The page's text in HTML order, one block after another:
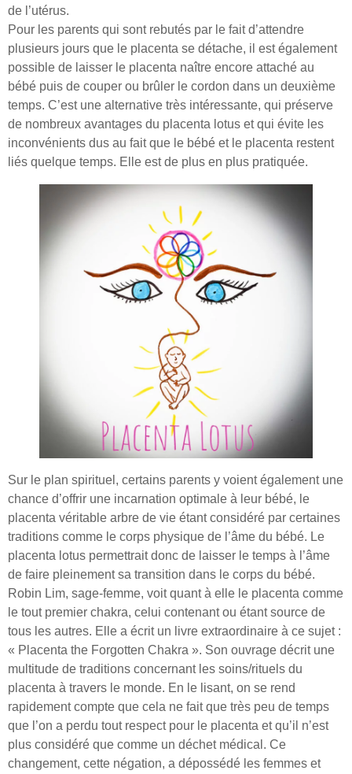
de l’utérus.
Pour les parents qui sont rebutés par le fait d’attendre
plusieurs jours que le placenta se détache, il est également
possible de laisser le placenta naître encore attaché au
bébé puis de couper ou brûler le cordon dans un deuxième
temps. C’est une alternative très intéressante, qui préserve
de nombreux avantages du placenta lotus et qui évite les
inconvénients dus au fait que le bébé et le placenta restent
liés quelque temps. Elle est de plus en plus pratiquée.
Sur le plan spirituel, certains parents y voient également une
chance d’offrir une incarnation optimale à leur bébé, le
placenta véritable arbre de vie étant considéré par certaines
traditions comme le corps physique de l’âme du bébé. Le
placenta lotus permettrait donc de laisser le temps à l’âme
de faire pleinement sa transition dans le corps du bébé.
Robin Lim, sage-femme, voit quant à elle le placenta comme
le tout premier chakra, celui contenant ou étant source de
tous les autres. Elle a écrit un livre extraordinaire à ce sujet :
« Placenta the Forgotten Chakra ». Son ouvrage décrit une
multitude de traditions concernant les soins/rituels du
placenta à travers le monde. En le lisant, on se rend
rapidement compte que cela ne fait que très peu de temps
que l’on a perdu tout respect pour le placenta et qu’il n’est
plus considéré que comme un déchet médical. Ce
changement, cette négation, a dépossédé les femmes et